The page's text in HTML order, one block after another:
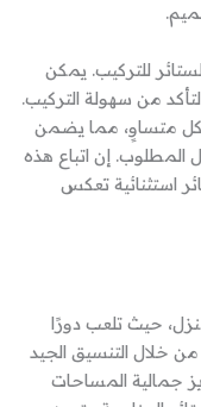
للتركيب. يمكن
من سهولة التركيب.
متساوٍ، مما يضمن
إن اتباع هذه
تعكس
حيث تلعب دورًا
خلال التنسيق الجيد
جمالية المساحات